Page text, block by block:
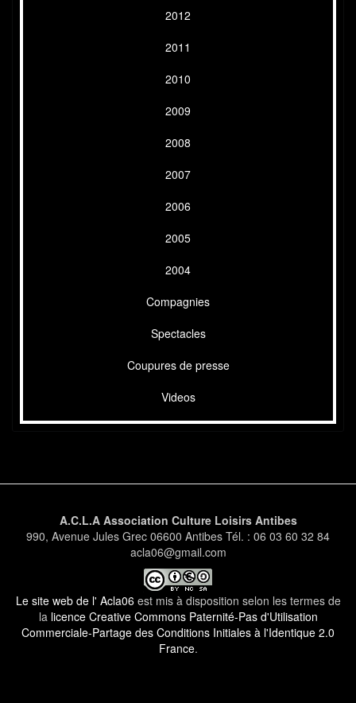
2012
2011
2010
2009
2008
2007
2006
2005
2004
Compagnies
Spectacles
Coupures de presse
Videos
A.C.L.A Association Culture Loisirs Antibes
990, Avenue Jules Grec 06600 Antibes Tél. : 06 03 60 32 84
acla06@gmail.com
Le site web de l' Acla06est mis à disposition selon les termes de
la licence Creative Commons Paternité-Pas d'Utilisation
Commerciale-Partage des Conditions Initiales à l'Identique 2.0
France.